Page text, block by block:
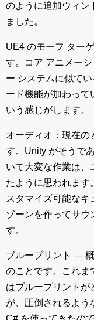
のように追加ウィン
ました。
UE4 のモーフ ター
す。コア アニメー
ー システムに似て
ード機能が加わって
いう感じがします。
オーディオ：現在の
す。Unity がそうで
いて大変な作業は、
たように思われます
スタマイズ可能な
ゾーンを作ってサウ
す。
ブループリント ―
のことです。これま
はブループリントが
が、圧倒されるよう